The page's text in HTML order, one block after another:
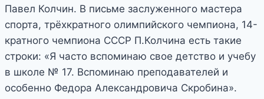
Павел Колчин. В письме заслуженного мастера
спорта, трёхкратного олимпийского чемпиона, 14-
кратного чемпиона СССР П.Колчина есть такие
строки: «Я часто вспоминаю свое детство и учебу
в школе № 17. Вспоминаю преподавателей и
особенно Федора Александровича Скробина».